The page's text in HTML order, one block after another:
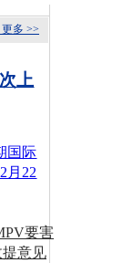
更多 >>
上
国际
月22
要害
提意见